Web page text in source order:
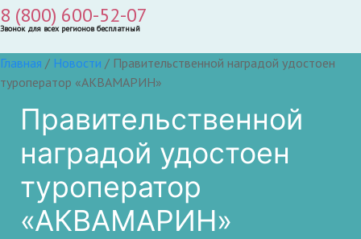
8 (800) 600-52-07
Звонок для всех регионов бесплатный
Главная / Новости / Правительственной наградой удостоен
туроператор «АКВАМАРИН»
Правительственной
наградой удостоен
туроператор
«АКВАМАРИН»